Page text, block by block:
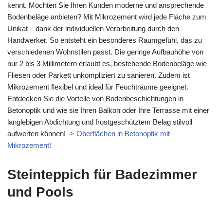
kennt. Möchten Sie Ihren Kunden moderne und ansprechende
Bodenbeläge anbieten? Mit Mikrozement wird jede Fläche zum
Unikat – dank der individuellen Verarbeitung durch den
Handwerker. So entsteht ein besonderes Raumgefühl, das zu
verschiedenen Wohnstilen passt. Die geringe Aufbauhöhe von
nur 2 bis 3 Millimetern erlaubt es, bestehende Bodenbeläge wie
Fliesen oder Parkett unkompliziert zu sanieren. Zudem ist
Mikrozement flexibel und ideal für Feuchträume geeignet.
Entdecken Sie die Vorteile von Bodenbeschichtungen in
Betonoptik und wie sie Ihren Balkon oder Ihre Terrasse mit einer
langlebigen Abdichtung und frostgeschütztem Belag stilvoll
aufwerten können! -> Oberflächen in Betonoptik mit
Mikrozement!
Steinteppich für Badezimmer
und Pools